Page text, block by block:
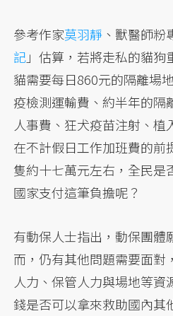
參考作家莫羽靜 、獸醫師粉
記」估算，若將走私的貓狗
貓需要每日860元的隔離場
疫檢測運輸費、約半年的隔
人事費、狂犬疫苗注射、植
在不計假日工作加班費的前
隻約十七萬元左右，全民是
國家支付這筆負擔呢？
有動保人士指出，動保團體
而，仍有其他問題需要面對
人力、保管人力與場地等
錢是否可以拿來救助國內其